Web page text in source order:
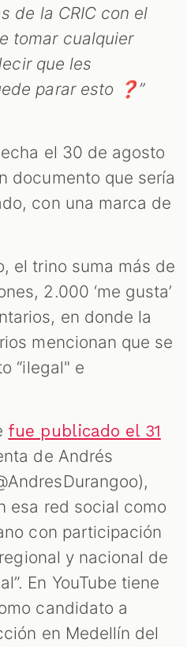
de la CRIC con el
tomar cualquier
que les
parar esto ❓”
el 30 de agosto
documento que sería
con una marca de
el trino suma más de
2.000 ‘me gusta’
en donde la
mencionan que se
“ilegal" e
fue publicado el 31
de Andrés
esa red social como
con participación
y nacional de
En YouTube tiene
candidato a
en Medellín del